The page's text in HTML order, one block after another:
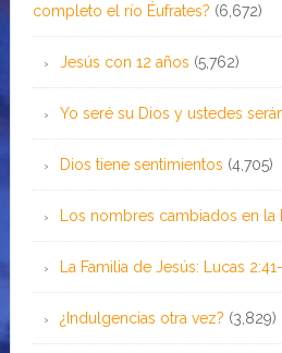
completo el río Éufrates? (6,672)
Jesús con 12 años (5,762)
Yo seré su Dios y ustedes
Dios tiene sentimientos (4,705)
Los nombres cambiados en la
La Familia de Jesús: Lucas
¿Indulgencias otra vez? (3,829)